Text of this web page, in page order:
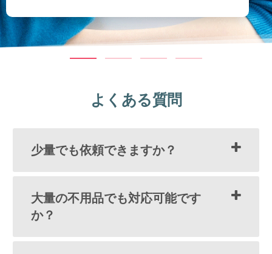
よくある質問
少量でも依頼できますか？
大量の不用品でも対応可能です
か？